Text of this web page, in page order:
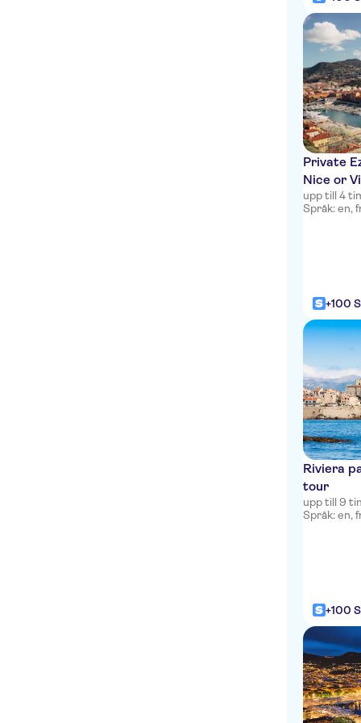
Private
Nice or
upp till 4
Språk: en,
+100
Riviera
tour
upp till 9
Språk: en,
+100